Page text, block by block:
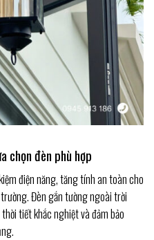
chọn đèn phù hợp
điện năng, tăng tính an toàn cho
Đèn gắn tường ngoài trời
tiết khắc nghiệt và đảm bảo